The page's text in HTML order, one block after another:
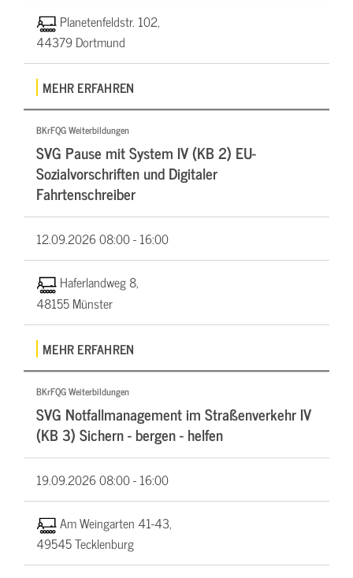
Planetenfeldstr. 102,
44379 Dortmund
MEHR ERFAHREN
BKrFQG Weiterbildungen
SVG Pause mit System IV (KB 2) EU-
Sozialvorschriften und Digitaler
Fahrtenschreiber
12.09.202608:00 - 16:00
Haferlandweg 8,
48155 Münster
MEHR ERFAHREN
BKrFQG Weiterbildungen
SVG Notfallmanagement im Straßenverkehr IV
(KB 3) Sichern - bergen - helfen
19.09.202608:00 - 16:00
Am Weingarten 41-43,
49545 Tecklenburg